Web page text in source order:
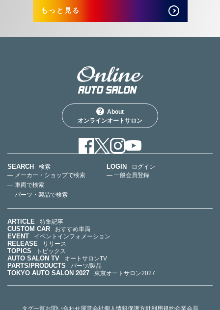
もっと見る
About
オンラインオートサロン
SEARCH
検索
— メーカー・ショップで検索
— 車両で検索
— パーツ・製品で検索
LOGIN
ログイン
— 一般会員登録
ARTICLE 特集記事
CUSTOM CAR おすすめ車両
EVENT イベントインフォメーション
RELEASE リリース
TOPICS トピックス
AUTO SALON TV オートサロンTV
PARTS/PRODUCTS パーツ/製品
TOKYO AUTO SALON 2027 東京オートサロン2027